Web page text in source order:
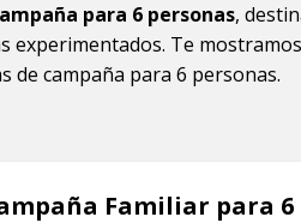
para 6 personas,
experimentados. Te
de campaña para 6 personas.
Familiar para